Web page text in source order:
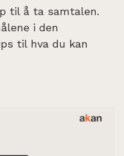
til å ta samtalen.
i den
til hva du kan